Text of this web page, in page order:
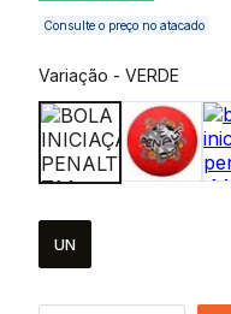
Consulte o preço no atacado
Variação - VERDE
UN